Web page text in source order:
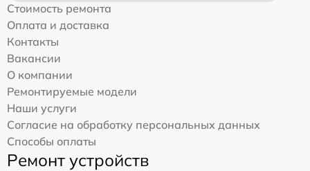
Стоимость ремонта
Оплата и доставка
Контакты
Вакансии
О компании
Ремонтируемые модели
Наши услуги
Согласие на обработку персональных данных
Способы оплаты
Ремонт устройств